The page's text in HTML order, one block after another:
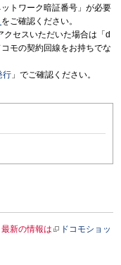
トワーク暗証番号」が必要
をご確認ください。
セスいただいた場合は「d
モの契約回線をお持ちでな
行 」でご確認ください。
新の情報は
ドコモショッ